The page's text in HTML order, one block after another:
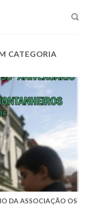
CATEGORIA
DA ASSOCIAÇÃO OS